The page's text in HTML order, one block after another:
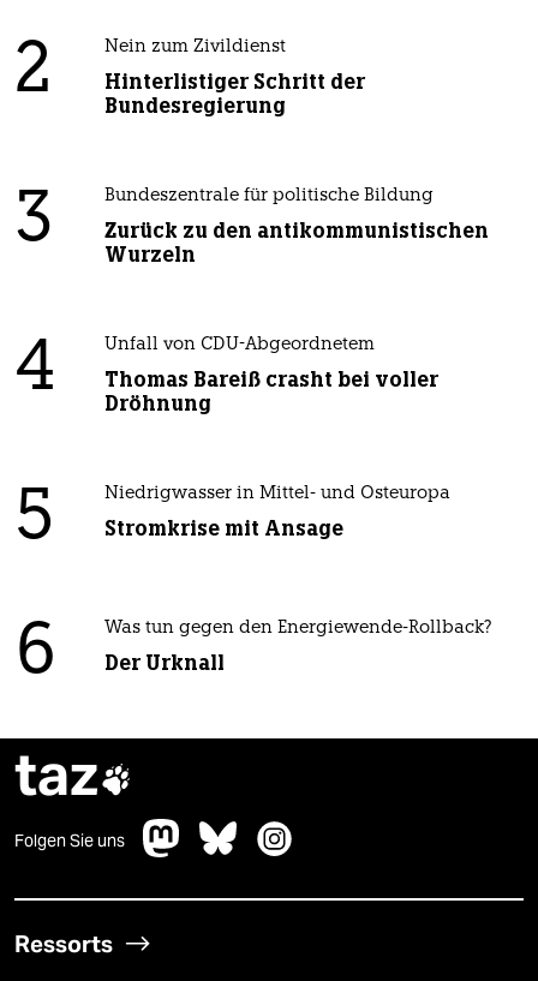
2 Nein zum Zivildienst
Hinterlistiger Schritt der
Bundesregierung
3 Bundeszentrale für politische Bildung
Zurück zu den antikommunistischen
Wurzeln
4 Unfall von CDU-Abgeordnetem
Thomas Bareiß crasht bei voller
Dröhnung
5 Niedrigwasser in Mittel- und Osteuropa
Stromkrise mit Ansage
6 Was tun gegen den Energiewende-Rollback?
Der Urknall
taz
Folgen Sie uns
Ressorts